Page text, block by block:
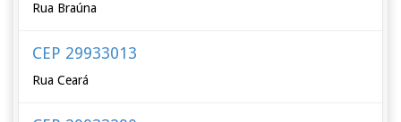
Rua Braúna
CEP 29933013
Rua Ceará